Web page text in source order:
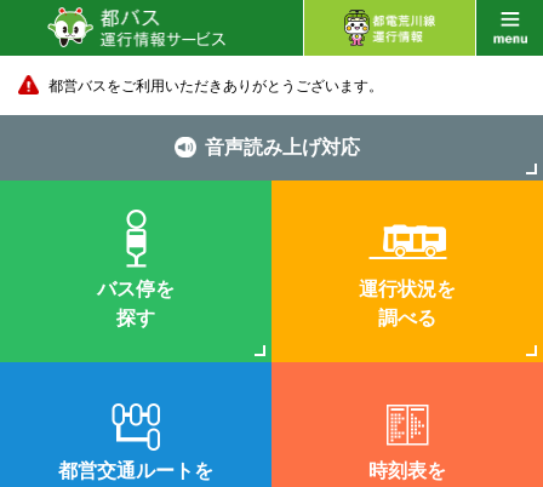
都営バスをご利用いただきありがとうございます。
音声読み上げ対応
バス停を
探す
運行状況を
調べる
都営交通ルートを
時刻表を